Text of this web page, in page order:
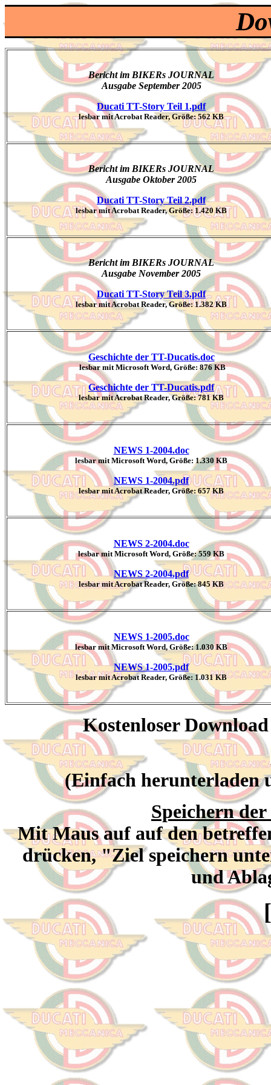
Bericht im BIKERs JOURNAL
Ausgabe September 2005
Ducati TT-Story Teil 1.pdf
lesbar mit Acrobat Reader, Größe: 562 KB
Bericht im BIKERs JOURNAL
Ausgabe Oktober 2005
Ducati TT-Story Teil 2.pdf
lesbar mit Acrobat Reader, Größe: 1.420 KB
Bericht im BIKERs JOURNAL
Ausgabe November 2005
Ducati TT-Story Teil 3.pdf
lesbar mit Acrobat Reader, Größe: 1.382 KB
Geschichte der TT-Ducatis.doc
lesbar mit Microsoft Word, Größe: 876 KB
Geschichte der TT-Ducatis.pdf
lesbar mit Acrobat Reader, Größe:781 KB
NEWS 1-2004.doc
lesbar mit Microsoft Word, Größe: 1.330 KB
NEWS 1-2004.pdf
lesbar mit Acrobat Reader, Größe: 657 KB
NEWS 2-2004.doc
lesbar mit Microsoft Word, Größe:559 KB
NEWS 2-2004.pdf
lesbar mit Acrobat Reader, Größe:845 KB
NEWS 1-2005.doc
lesbar mit Microsoft Word, Größe: 1.030 KB
NEWS 1-2005.pdf
lesbar mit Acrobat Reader, Größe: 1.031 KB
Kostenloser
(Einfach herunterladen
Speichern
Mit Maus auf auf den
drücken, "Ziel speichern
und